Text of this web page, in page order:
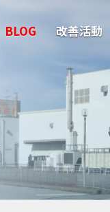
BLOG 改善活動